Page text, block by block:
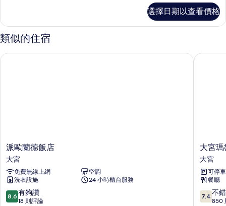
煙
房
(Plus)
的
客
房,
非
煙
選擇日期以查看價格
類似的住宿
派
歐
蘭
德
飯
店
大
派歐蘭德飯店
大宮
免費無線上網
空調
洗衣設施
24 小時櫃台服務
8.6
分，
8.6 有夠讚
18 則評論
派歐蘭德飯店
大
宮
瑪
魯
都
飯
店
大宮
大宮
可停車
餐廳
7.4
分，
7.4 不
850
大宮瑪